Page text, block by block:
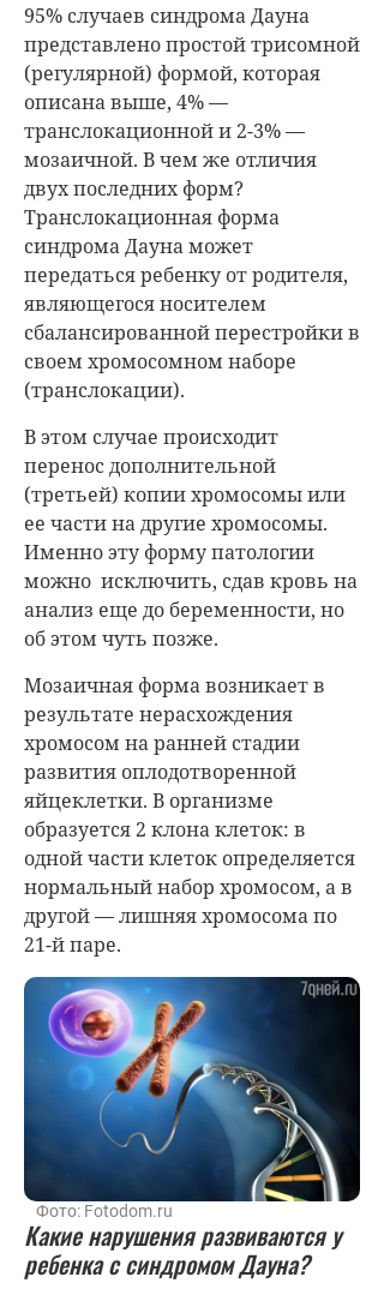
95% случаев синдрома Дауна
представлено простой трисомной
(регулярной) формой, которая
описана выше, 4% —
транслокационной и 2-3% —
мозаичной. В чем же отличия
двух последних форм?
Транслокационная форма
синдрома Дауна может
передаться ребенку от родителя,
являющегося носителем
сбалансированной перестройки в
своем хромосомном наборе
(транслокации).
В этом случае происходит
перенос дополнительной
(третьей) копии хромосомы или
ее части на другие хромосомы.
Именно эту форму патологии
можно исключить, сдав кровь на
анализ еще до беременности, но
об этом чуть позже.
Мозаичная форма возникает в
результате нерасхождения
хромосом на ранней стадии
развития оплодотворенной
яйцеклетки. В организме
образуется 2 клона клеток: в
одной части клеток определяется
нормальный набор хромосом, а в
другой — лишняя хромосома по
21-й паре.
Фото: Fotodom.ru
Какие нарушения развиваются у
ребенка с синдромом Дауна?